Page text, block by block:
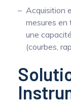
Acquisition
mesures en
une
(courbes,